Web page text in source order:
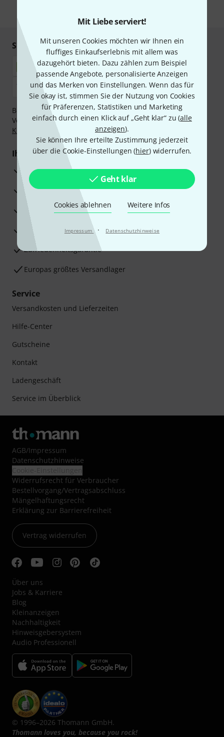
Mit Liebe serviert!
Mit unseren Cookies möchten wir Ihnen ein
fluffiges Einkaufserlebnis mit allem was
dazugehört bieten. Dazu zählen zum Beispiel
passende Angebote, personalisierte Anzeigen
und das Merken von Einstellungen. Wenn das für
Sie okay ist, stimmen Sie der Nutzung von Cookies
für Präferenzen, Statistiken und Marketing
einfach durch einen Klick auf „Geht klar“ zu (alle
anzeigen).
Sie können Ihre erteilte Zustimmung jederzeit
über die Cookie-Einstellungen (hier) widerrufen.
Geht klar
Cookies ablehnen Weitere Infos
Impressum · Datenschutzhinweise
Sicher einkaufen & bezahlen
Bezahlen Sie vertraulich und sicher per Nachnahme,
Vorkasse, PayPal, Amazon Pay,Klarna Sofort bezahlen
Klarna Ratenzahlung
oder Kreditkarte.
Ihre Vorteile
3 Jahre Thomann Garantie
30 Tage Money-Back-Garantie
Reparaturservice
Beratung durch Fachexperten
Zufriedenheitsgarantie
Europas größtes Versandlager
Service
Versandkosten und Lieferzeiten
Hilfe-Center
Gutscheine
Kontakt
Ladengeschäft
Service im Überblick
AGB/Impressum
Datenschutzhinweise
Widerrufsrecht für Verbraucher
Bestellvorgang/Vertragsabschluss
Mängelhaftungsrecht
Erklärung zur Barrierefreiheit
Vertrag widerrufen
Über uns
Jobs & Karriere
Blog
Kleinanzeigen
Nachhaltigkeit
Hinweisgebersystem
Audio Professionell
© 1996–2026 Thomann GmbH.
Thomann loves you, because you rock!